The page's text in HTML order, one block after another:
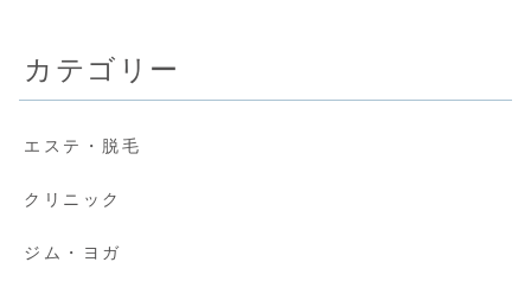
カテゴリー
エステ・脱毛
クリニック
ジム・ヨガ